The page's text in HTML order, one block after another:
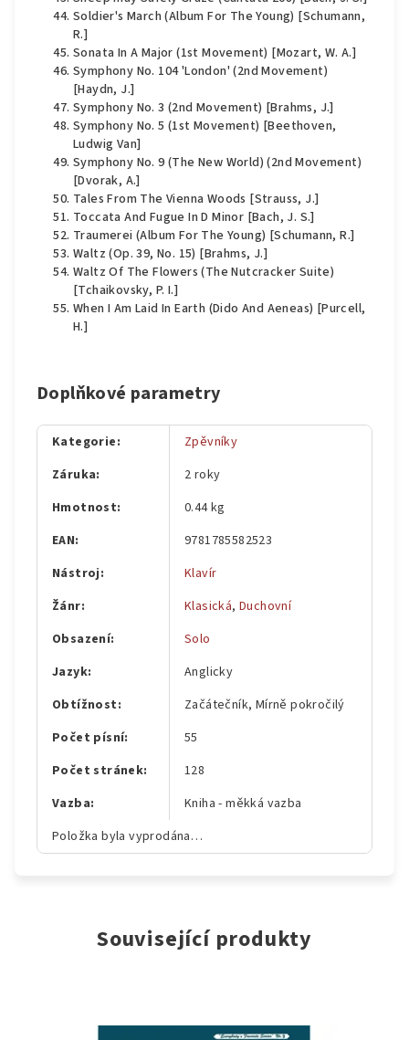
Soldier's March (Album For The Young) [Schumann,
R.]
Sonata In A Major (1st Movement) [Mozart, W. A.]
Symphony No. 104 'London' (2nd Movement)
[Haydn, J.]
Symphony No. 3 (2nd Movement) [Brahms, J.]
Symphony No. 5 (1st Movement) [Beethoven,
Ludwig Van]
Symphony No. 9 (The New World) (2nd Movement)
[Dvorak, A.]
Tales From The Vienna Woods [Strauss, J.]
Toccata And Fugue In D Minor [Bach, J. S.]
Traumerei (Album For The Young) [Schumann, R.]
Waltz (Op. 39, No. 15) [Brahms, J.]
Waltz Of The Flowers (The Nutcracker Suite)
[Tchaikovsky, P. I.]
When I Am Laid In Earth (Dido And Aeneas) [Purcell,
H.]
Doplňkové parametry
Kategorie:
Zpěvníky
Záruka:
2 roky
Hmotnost:
0.44 kg
EAN:
9781785582523
Nástroj:
Klavír
Žánr: Klasická,Duchovní
Obsazení:
Solo
Jazyk:
Anglicky
Obtížnost:
Začátečník, Mírně pokročilý
Počet písní:
55
Počet stránek:
128
Vazba:
Kniha - měkká vazba
Položka byla vyprodána…
Související produkty